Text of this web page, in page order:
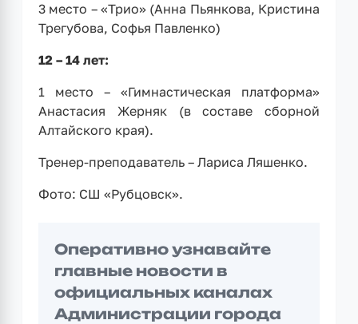
3 место – «Трио» (Анна Пьянкова, Кристина
Трегубова, Софья Павленко)
12 – 14 лет:
1 место – «Гимнастическая платформа»
Анастасия Жерняк (в составе сборной
Алтайского края).
Тренер-преподаватель – Лариса Ляшенко.
Фото: СШ «Рубцовск».
Оперативно узнавайте
главные новости в
официальных каналах
Администрации города